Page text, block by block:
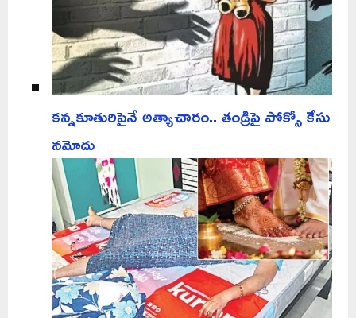
కన్నకూతురిపైనే అత్యాచారం.. తండ్రిపై పోక్సో కేసు
నమోదు